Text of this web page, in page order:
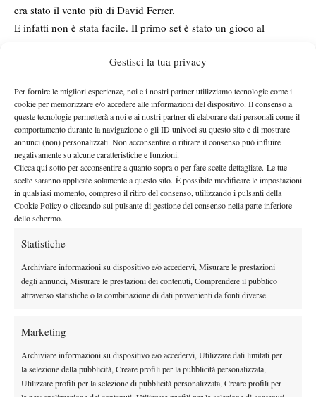
Gestisci la tua privacy
Per fornire le migliori esperienze, noi e i nostri partner utilizziamo tecnologie come i
cookie per memorizzare e/o accedere alle informazioni del dispositivo. Il consenso a
queste tecnologie permetterà a noi e ai nostri partner di elaborare dati personali come il
comportamento durante la navigazione o gli ID univoci su questo sito e di mostrare
annunci (non) personalizzati. Non acconsentire o ritirare il consenso può influire
negativamente su alcune caratteristiche e funzioni.
Clicca qui sotto per acconsentire a quanto sopra o per fare scelte dettagliate. Le tue
scelte saranno applicate solamente a questo sito. È possibile modificare le impostazioni
in qualsiasi momento, compreso il ritiro del consenso, utilizzando i pulsanti della
Cookie Policy o cliccando sul pulsante di gestione del consenso nella parte inferiore
dello schermo.
Statistiche
Archiviare informazioni su dispositivo e/o accedervi, Misurare le prestazioni
degli annunci, Misurare le prestazioni dei contenuti, Comprendere il pubblico
attraverso statistiche o la combinazione di dati provenienti da fonti diverse.
Marketing
Archiviare informazioni su dispositivo e/o accedervi, Utilizzare dati limitati per
la selezione della pubblicità, Creare profili per la pubblicità personalizzata,
Utilizzare profili per la selezione di pubblicità personalizzata, Creare profili per
era stato il vento più di David Ferrer.
E infatti non è stata facile. Il primo set è stato un gioco al
fino ad un tie-break nel quale Murray è riuscito ad avere la
secondo set altrettanto combattuto: sul 5-5 i due si erano tolti
quattro volte a testa il servizio e col serbo 0-15 c’erano spifferi di
“Ora lo breakka e Murray si squaglia”. Niente da fare: servizio
tenuto e break, 7-6 7-5.
Qui va in scena il dramma. Già, perché Djokovic non ha alcuna
voglia di mettersi a fare la vittima sacrificale nel terzo set e lo fa
capire da subito, cominciando a martellare l’avversario. E’ un
amen e i due si ritrovano due set pari, con Murray che negli
ultimi due ha fatto solo cinque games e le quote dei bookmakers
Andy, che nel quinto parte forte e prende due break di vantaggio.
Poi ne cede uno, mentre la gente continua a sussurrare “Se perde
Murray chiude 6-2 ed alza il suo primo trofeo Slam.
ripensa a quando fece lui centro per la prima volta dopo quattro
finali perse. Anno Domini 1984, Roland Garros, dall’altra parte